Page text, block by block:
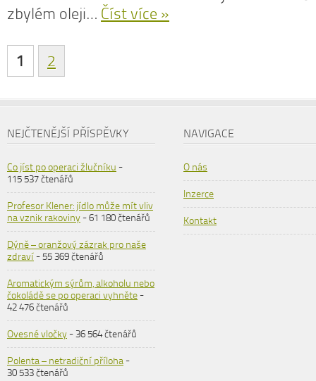
zbylém oleji… Číst více »
1 2
NEJČTENĚJŠÍ PŘÍSPĚVKY
Co jíst po operaci žlučníku -
115 537 čtenářů
Profesor Klener: jídlo může mít vliv
na vznik rakoviny- 61 180 čtenářů
Dýně – oranžový zázrak pro naše
zdraví- 55 369 čtenářů
Aromatickým sýrům, alkoholu nebo
čokoládě se po operaci vyhněte-
42 476 čtenářů
Ovesné vločky- 36 564 čtenářů
Polenta – netradiční příloha-
30 533 čtenářů
NAVIGACE
O nás
Inzerce
Kontakt